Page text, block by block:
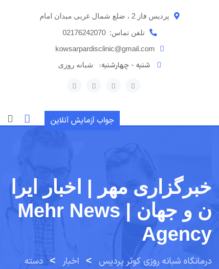
پردیس فاز 2 ، ضلع شمال غربی میدان امام
تلفن تماس:02176242070
kowsarpardisclinic@gmail.com
شنبه - چهارشنبه: شبانه روزی
جواب آزمایش آنلاین
خبرگزاری مهر | اخبار ایرا
ن و جهان | Mehr News
Agency
درمانگاه شبانه روزی کوثر پردیس > اخبار >
دسته